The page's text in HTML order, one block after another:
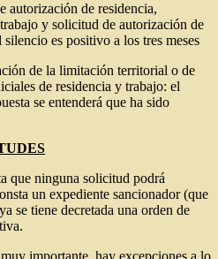
de residencia,
y solicitud de autorización de
es positivo a los tres meses
de la limitación territorial o de
de residencia y trabajo: el
se entenderá que ha sido
ninguna solicitud podrá
un expediente sancionador (que
se tiene decretada una orden de